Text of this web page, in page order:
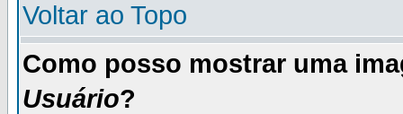
Voltar ao Topo
Como posso mostrar uma
Usuário?